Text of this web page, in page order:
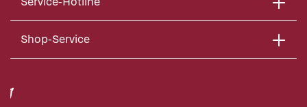
Shop-Service